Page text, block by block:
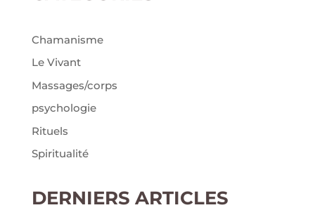
Chamanisme
Le Vivant
Massages/corps
psychologie
Rituels
Spiritualité
DERNIERS ARTICLES